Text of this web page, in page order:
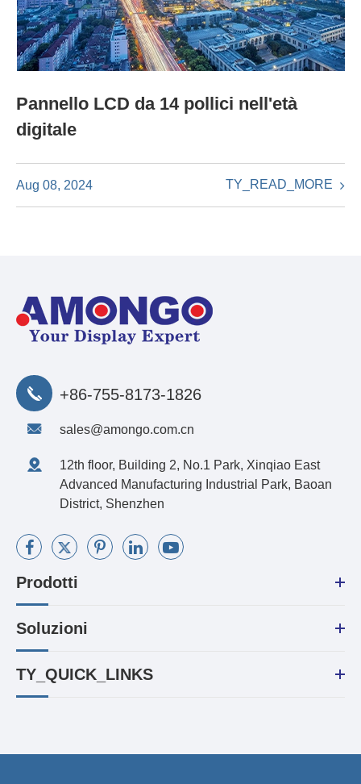
Pannello LCD da 14 pollici nell'età
digitale
Aug 08, 2024 TY_READ_MORE
+86-755-8173-1826
sales@amongo.com.cn
12th floor, Building 2, No.1 Park, Xinqiao East
Advanced Manufacturing Industrial Park, Baoan
District, Shenzhen
Prodotti
Soluzioni
TY_QUICK_LINKS